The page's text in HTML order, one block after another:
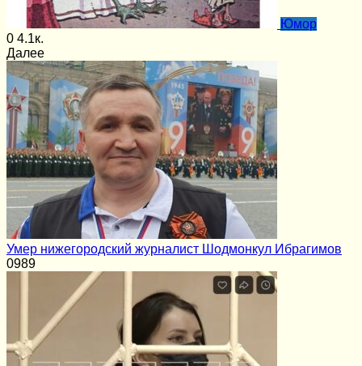
Юмор
0 4.1к.
Далее
Умер нижегородский журналист Шодмонкул Ибрагимов
0989